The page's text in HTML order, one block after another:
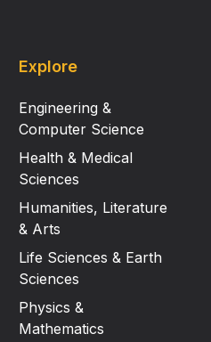
Explore
Engineering &
Computer Science
Health & Medical
Sciences
Humanities, Literature
& Arts
Life Sciences & Earth
Sciences
Physics &
Mathematics